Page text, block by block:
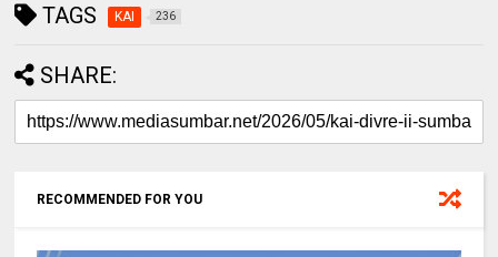
TAGS KAI 236
SHARE:
RECOMMENDED FOR YOU